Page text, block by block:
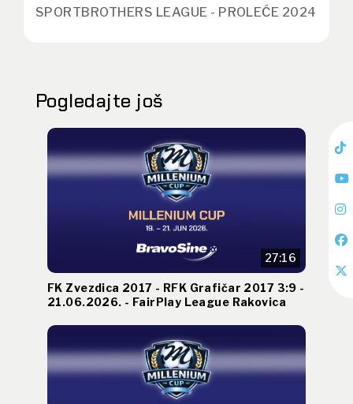
SPORTBROTHERS LEAGUE - PROLEĆE 2024
Pogledajte još
27:16
FK Zvezdica 2017 - RFK Grafičar 2017 3:9 -
21.06.2026. - FairPlay League Rakovica